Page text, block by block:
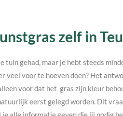
zelf in
tuin gehad, maar je hebt steeds
veel voor te hoeven doen? Het
voor dat het gras zijn kleur
eerst gelegd worden. Dit